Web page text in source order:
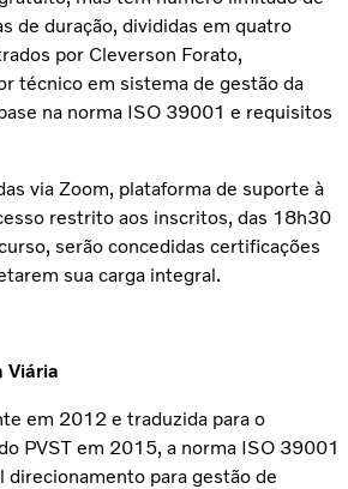
de duração, divididas em quatro
por Cleverson Forato,
técnico em sistema de gestão da
na norma ISO 39001 e requisitos
via Zoom, plataforma de suporte à
restrito aos inscritos, das 18h30
serão concedidas certificações
sua carga integral.
Viária
em 2012 e traduzida para o
PVST em 2015, a norma ISO 39001
direcionamento para gestão de